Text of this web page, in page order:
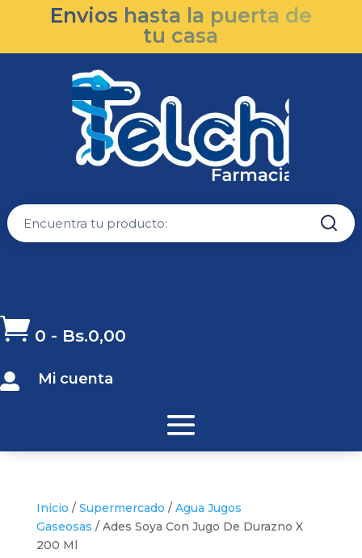
Envios hasta la puerta de
tu casa
 0 - Bs.0,00
 Mi cuenta
Inicio / Supermercado / Agua Jugos
Gaseosas / Ades Soya Con Jugo De Durazno X
200 Ml